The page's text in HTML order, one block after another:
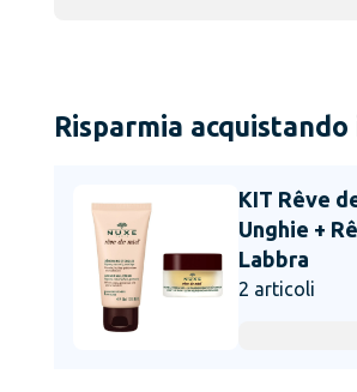
Risparmia
KIT Rêve
Unghie +
Labbra
2 articoli